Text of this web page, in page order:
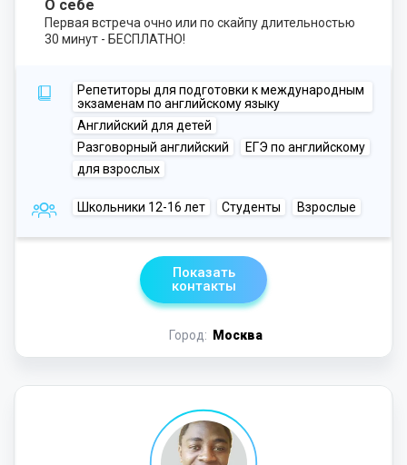
О себе
Первая встреча очно или по скайпу длительностью
30 минут - БЕСПЛАТНО!
Репетиторы для подготовки к международным
экзаменам по английскому языку
Английский для детей
Разговорный английский
ЕГЭ по английскому
для взрослых
Школьники 12-16 лет Студенты Взрослые
Город: Москва
Показать
контакты